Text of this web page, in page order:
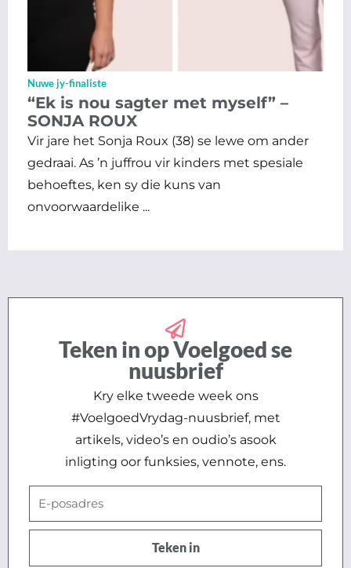
Nuwe jy-finaliste
“Ek is nou sagter met myself” –
SONJA ROUX
Vir jare het Sonja Roux (38) se lewe om ander
gedraai. As ’n juffrou vir kinders met spesiale
behoeftes, ken sy die kuns van
onvoorwaardelike ...
Teken in op Voelgoed se
nuusbrief
Kry elke tweede week ons
#VoelgoedVrydag-nuusbrief, met
artikels, video’s en oudio’s asook
inligting oor funksies, vennote, ens.
E-
posadres
Teken in